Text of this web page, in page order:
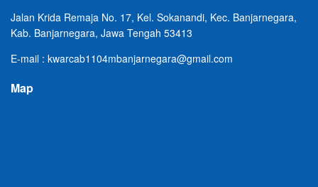
Jalan Krida Remaja No. 17, Kel. Sokanandi, Kec. Banjarnegara,
Kab. Banjarnegara, Jawa Tengah 53413
E-mail : kwarcab1104mbanjarnegara@gmail.com
Map